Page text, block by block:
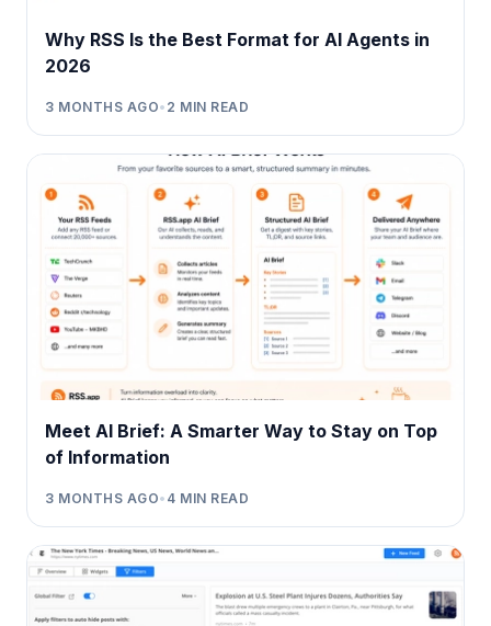
Why RSS Is the Best Format for AI Agents in
2026
3 MONTHS AGO• 2 MIN READ
Meet AI Brief: A Smarter Way to Stay on Top
of Information
3 MONTHS AGO• 4 MIN READ